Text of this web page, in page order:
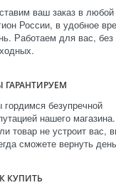
ваш заказ в любой
России, в удобное
Работаем для вас, без
ГАРАНТИРУЕМ
безупречной
нашего магазина.
товар не устроит вас,
сможете вернуть
КУПИТЬ